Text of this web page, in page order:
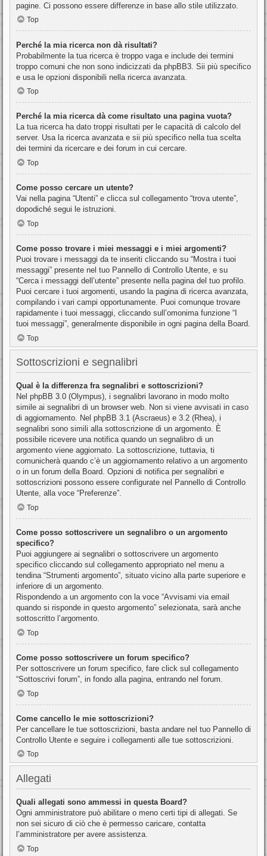
pagine. Ci possono essere differenze in base allo stile utilizzato.
Top
Perché la mia ricerca non dà risultati?
Probabilmente la tua ricerca è troppo vaga e include dei termini
troppo comuni che non sono indicizzati da phpBB3. Sii più specifico
e usa le opzioni disponibili nella ricerca avanzata.
Top
Perché la mia ricerca dà come risultato una pagina vuota?
La tua ricerca ha dato troppi risultati per le capacità di calcolo del
server. Usa la ricerca avanzata e sii più specifico nella tua scelta
dei termini da ricercare e dei forum in cui cercare.
Top
Come posso cercare un utente?
Vai nella pagina “Utenti” e clicca sul collegamento “trova utente”,
dopodiché segui le istruzioni.
Top
Come posso trovare i miei messaggi e i miei argomenti?
Puoi trovare i messaggi da te inseriti cliccando su “Mostra i tuoi
messaggi” presente nel tuo Pannello di Controllo Utente, e su
“Cerca i messaggi dell’utente” presente nella pagina del tuo profilo.
Puoi cercare i tuoi argomenti, usando la pagina di ricerca avanzata,
compilando i vari campi opportunamente. Puoi comunque trovare
rapidamente i tuoi messaggi, cliccando sull’omonima funzione “I
tuoi messaggi”, generalmente disponibile in ogni pagina della Board.
Top
Sottoscrizioni e segnalibri
Qual è la differenza fra segnalibri e sottoscrizioni?
Nel phpBB 3.0 (Olympus), i segnalibri lavorano in modo molto
simile ai segnalibri di un browser web. Non si viene avvisati in caso
di aggiornamento. Nel phpBB 3.1 (Ascraeus) e 3.2 (Rhea), i
segnalibri sono simili alla sottoscrizione di un argomento. È
possibile ricevere una notifica quando un segnalibro di un
argomento viene aggiornato. La sottoscrizione, tuttavia, ti
comunicherà quando c’è un aggiornamento relativo a un argomento
o in un forum della Board. Opzioni di notifica per segnalibri e
sottoscrizioni possono essere configurate nel Pannello di Controllo
Utente, alla voce “Preferenze”.
Top
Come posso sottoscrivere un segnalibro o un argomento
specifico?
Puoi aggiungere ai segnalibri o sottoscrivere un argomento
specifico cliccando sul collegamento appropriato nel menu a
tendina “Strumenti argomento”, situato vicino alla parte superiore e
inferiore di un argomento.
Rispondendo a un argomento con la voce “Avvisami via email
quando si risponde in questo argomento” selezionata, sarà anche
sottoscritto l’argomento.
Top
Come posso sottoscrivere un forum specifico?
Per sottoscrivere un forum specifico, fare click sul collegamento
“Sottoscrivi forum”, in fondo alla pagina, entrando nel forum.
Top
Come cancello le mie sottoscrizioni?
Per cancellare le tue sottoscrizioni, basta andare nel tuo Pannello di
Controllo Utente e seguire i collegamenti alle tue sottoscrizioni.
Top
Allegati
Quali allegati sono ammessi in questa Board?
Ogni amministratore può abilitare o meno certi tipi di allegati. Se
non sei sicuro di ciò che è permesso caricare, contatta
l’amministratore per avere assistenza.
Top